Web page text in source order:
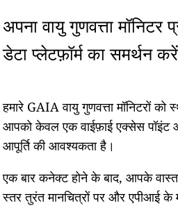
अपना वायु गुणवत्ता
डेटा प्लेटफ़ॉर्म का समर्थन
हमारे GAIA वायु गुणवत्ता मॉनिटरों
आपको केवल एक वाईफ़ाई एक्सेस पॉइंट
आपूर्ति की आवश्यकता है।
एक बार कनेक्ट होने के बाद, आपके
स्तर तुरंत मानचित्रों पर और एपीआई के